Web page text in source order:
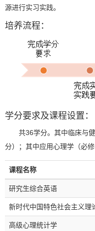
源进行实习实践。
培养流程：
学分要求及课程设置：
共36学分。其中临床与
分）；其中应用心理学（必
课程名称
研究生综合英语
新时代中国特色社会主义理
高级心理统计学